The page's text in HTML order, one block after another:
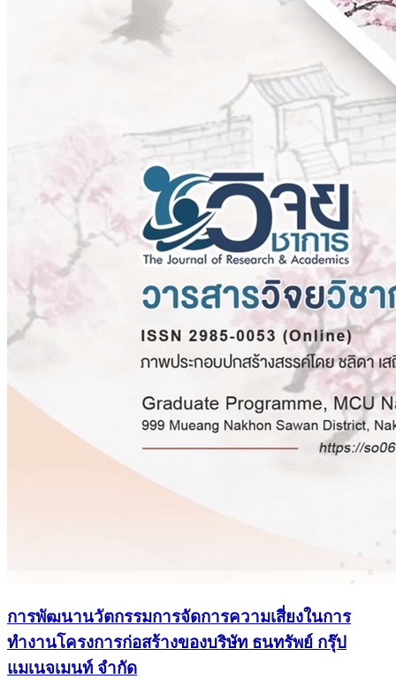
การพัฒนานวัตกรรมการจัดการความเสี่ยงในการ
ทำงานโครงการก่อสร้างของบริษัท ธนทรัพย์ กรุ๊ป
แมเนจเมนท์ จำกัด